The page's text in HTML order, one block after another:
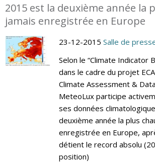
2015 est la deuxième année la
jamais enregistrée en Europe
23-12-2015 Salle de
Selon le “Climate Indicator
dans le cadre du projet
Climate Assessment &
MeteoLux participe
ses données
deuxième année la plus
enregistrée en Europe,
détient le record absolu
position)